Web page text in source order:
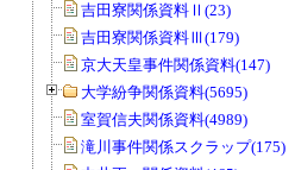
吉田寮関係資料Ⅱ(23)
吉田寮関係資料Ⅲ(179)
京大天皇事件関係資料(147)
大学紛争関係資料(5695)
室賀信夫関係資料(4989)
滝川事件関係スクラップ(175)